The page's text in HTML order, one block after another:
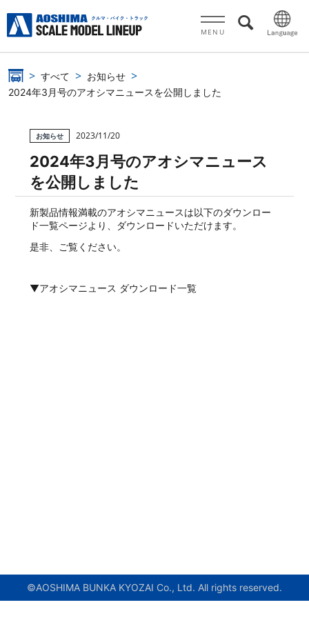
MENU
すべて
お知らせ
2024年3月号のアオシマニュースを公開しました
お知らせ 2023/11/20
2024年3月号のアオシマニュース
を公開しました
新製品情報満載のアオシマニュースは以下のダウンロー
ド一覧ページより、ダウンロードいただけます。
是非、ご覧ください。
▼アオシマニュース ダウンロード一覧
©AOSHIMA BUNKA KYOZAI Co., Ltd. All rights reserved.